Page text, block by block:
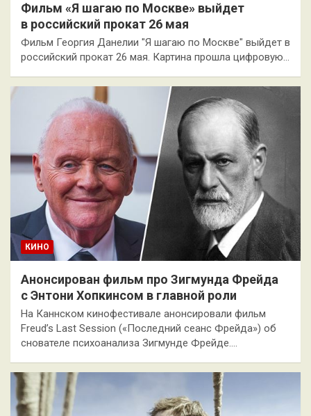
Фильм «Я шагаю по Москве» выйдет
в российский прокат 26 мая
Фильм Георгия Данелии "Я шагаю по Москве" выйдет в
российский прокат 26 мая. Картина прошла цифровую…
КИНО
Анонсирован фильм про Зигмунда Фрейда
с Энтони Хопкинсом в главной роли
На Каннском кинофестивале анонсировали фильм
Freud’s Last Session («Последний сеанс Фрейда») об
снователе психоанализа Зигмунде Фрейде.…